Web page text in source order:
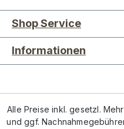
Shop Service
Informationen
Alle Preise inkl. gesetzl.
und ggf.